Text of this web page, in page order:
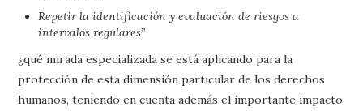
Repetir la identificación y evaluación de riesgos a
intervalos regulares”
¿qué mirada especializada se está aplicando para la
protección de esta dimensión particular de los derechos
humanos, teniendo en cuenta además el importante impacto